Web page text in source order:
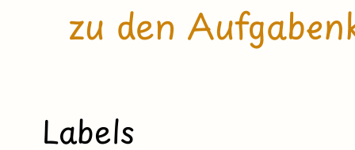
zu den
Labels